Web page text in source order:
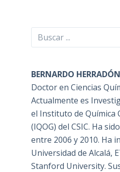
Buscar
BERNARDO HERRADÓN
Doctor en Ciencias
Actualmente es
el Instituto de Química
(IQOG) del CSIC. Ha
entre 2006 y 2010. Ha
Universidad de Alcalá,
Stanford University.